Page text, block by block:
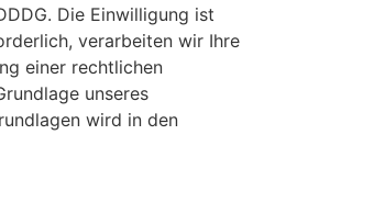
Die Einwilligung ist
verarbeiten wir Ihre
einer rechtlichen
unseres
wird in den